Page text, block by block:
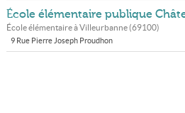
École élémentaire publique
École élémentaire àVilleurbanne(69100)
9 Rue Pierre Joseph Proudhon